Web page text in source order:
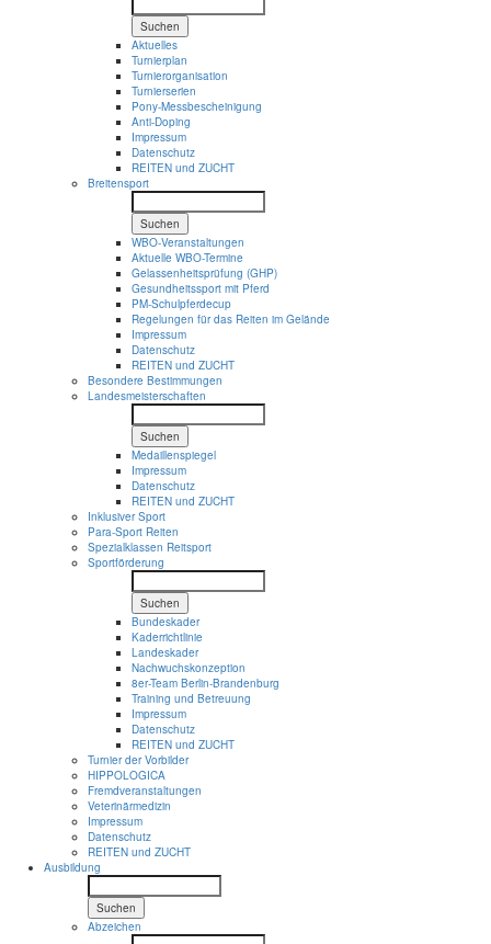
Suchen
Aktuelles
Turnierplan
Turnierorganisation
Turnierserien
Pony-Messbescheinigung
Anti-Doping
Impressum
Datenschutz
REITEN und ZUCHT
Breitensport
Suchen
WBO-Veranstaltungen
Aktuelle WBO-Termine
Gelassenheitsprüfung (GHP)
Gesundheitssport mit Pferd
PM-Schulpferdecup
Regelungen für das Reiten im Gelände
Impressum
Datenschutz
REITEN und ZUCHT
Besondere Bestimmungen
Landesmeisterschaften
Suchen
Medaillenspiegel
Impressum
Datenschutz
REITEN und ZUCHT
Inklusiver Sport
Para-Sport Reiten
Spezialklassen Reitsport
Sportförderung
Suchen
Bundeskader
Kaderrichtlinie
Landeskader
Nachwuchskonzeption
8er-Team Berlin-Brandenburg
Training und Betreuung
Impressum
Datenschutz
REITEN und ZUCHT
Turnier der Vorbilder
HIPPOLOGICA
Fremdveranstaltungen
Veterinärmedizin
Impressum
Datenschutz
REITEN und ZUCHT
Ausbildung
Suchen
Abzeichen